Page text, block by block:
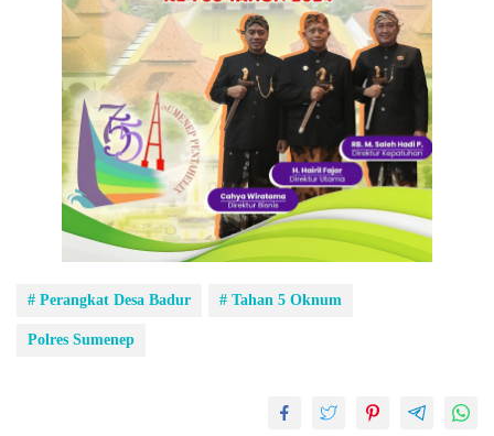
# Perangkat Desa Badur # Tahan 5 Oknum
Polres Sumenep